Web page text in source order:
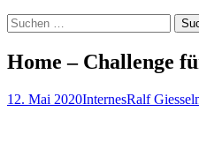
Suchen
nach:
Home – Challenge
12. Mai 2020InternesRalf